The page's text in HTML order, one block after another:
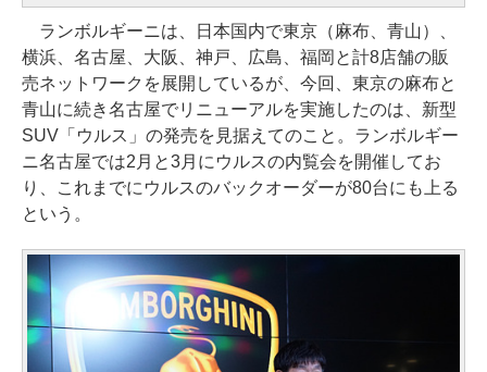
ランボルギーニは、日本国内で東京（麻布、青山）、
横浜、名古屋、大阪、神戸、広島、福岡と計8店舗の販
売ネットワークを展開しているが、今回、東京の麻布と
青山に続き名古屋でリニューアルを実施したのは、新型
SUV「ウルス」の発売を見据えてのこと。ランボルギー
ニ名古屋では2月と3月にウルスの内覧会を開催してお
り、これまでにウルスのバックオーダーが80台にも上る
という。